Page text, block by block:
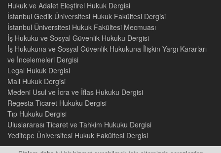
Hukuk ve Adalet Eleştirel Hukuk Dergisi
İstanbul Gedik Üniversitesi Hukuk Fakültesi Dergisi
İstanbul Üniversitesi Hukuk Fakültesi Mecmuası
İş Hukuku ve Sosyal Güvenlik Hukuku Dergisi
İş Hukukuna ve Sosyal Güvenlik Hukukuna İlişkin Yargı Kararları
ve İncelemeleri Dergisi
Legal Hukuk Dergisi
Mali Hukuk Dergisi
Medeni Usul ve İcra ve İflas Hukuku Dergisi
Regesta Ticaret Hukuku Dergisi
Tıp Hukuku Dergisi
Uluslararası Ticaret ve Tahkim Hukuku Dergisi
Yeditepe Üniversitesi Hukuk Fakültesi Dergisi